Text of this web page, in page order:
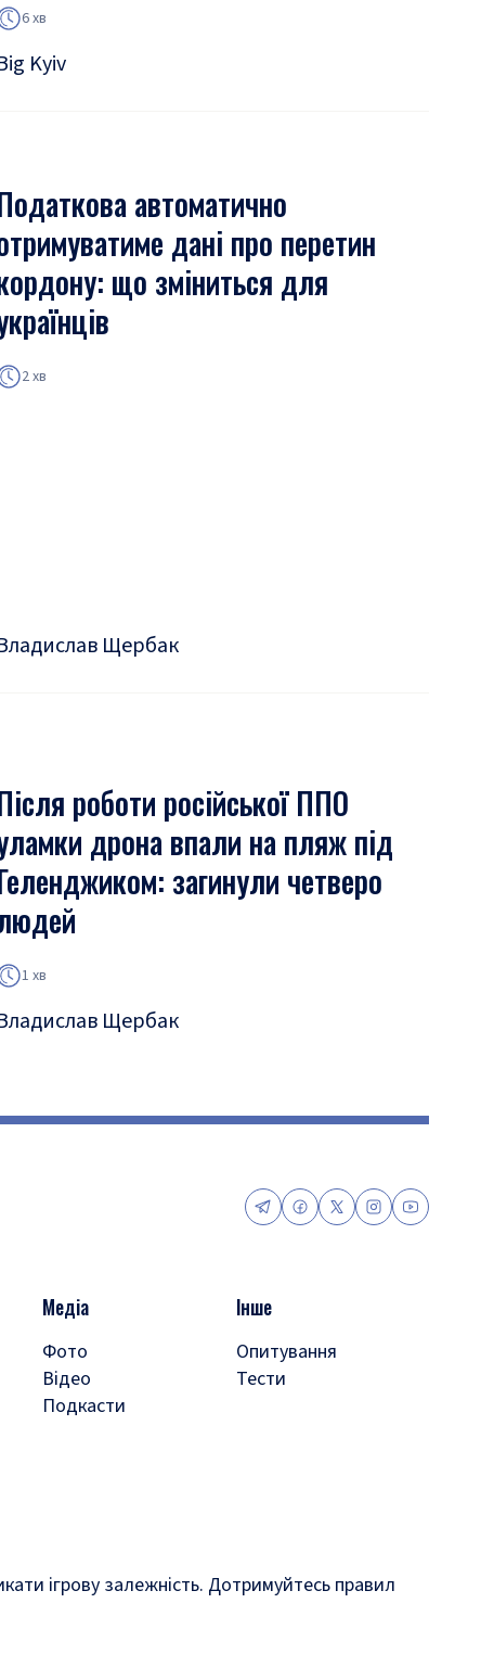
6 хв
Kyiv
автоматично
дані про перетин
що зміниться для
2 хв
Щербак
роботи російської ППО
дрона впали на пляж під
загинули четверо
1 хв
Щербак
Медіа
Фото
Відео
Подкасти
Інше
Опитування
Тести
ігрову залежність. Дотримуйтесь правил